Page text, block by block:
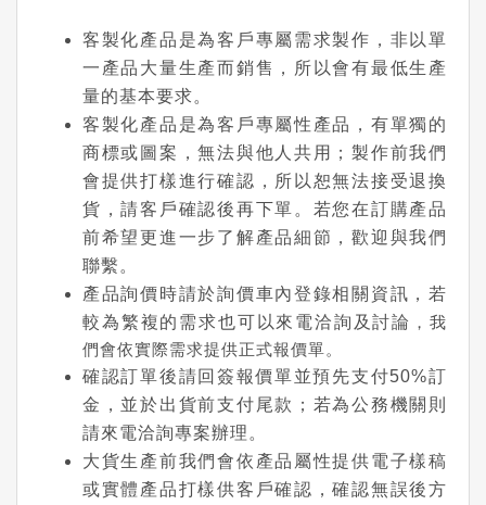
客製化產品是為客戶專屬需求製作，非以單
一產品大量生產而銷售，所以會有最低生產
量的基本要求。
客製化產品是為客戶專屬性產品，有單獨的
商標或圖案，無法與他人共用；製作前我們
會提供打樣進行確認，所以恕無法接受退換
貨，請客戶確認後再下單。若您在訂購產品
前希望更進一步了解產品細節，歡迎與我們
聯繫。
產品詢價時請於詢價車內登錄相關資訊，若
較為繁複的需求也可以來電洽詢及討論 ，我
們會依實際需求提供正式報價單。
確認訂單後請回簽報價單並預先支付50%訂
金，並於出貨前支付尾款；若為公務機關則
請來電洽詢專案辦理。
大貨生產前我們會依產品屬性提供電子樣稿
或實體產品打樣供客戶確認，確認無誤後方